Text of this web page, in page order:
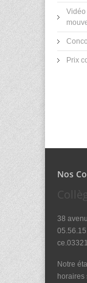
Vidéo
Prix
Nos
38
Notre
horaires